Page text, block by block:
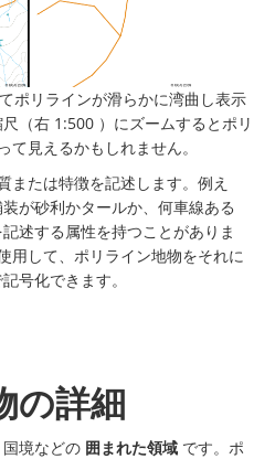
ポリラインが滑らかに湾曲し表示
（右 1:500 ）にズームするとポリ
て見えるかもしれません。
または特徴を記述します。例え
が砂利かタールか、何車線ある
述する属性を持つことがありま
用して、ポリライン地物をそれに
号化できます。
の詳細
境などの 囲まれた領域 です。ポ